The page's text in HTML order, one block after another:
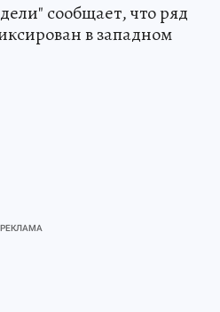
сообщает, что ряд
в западном